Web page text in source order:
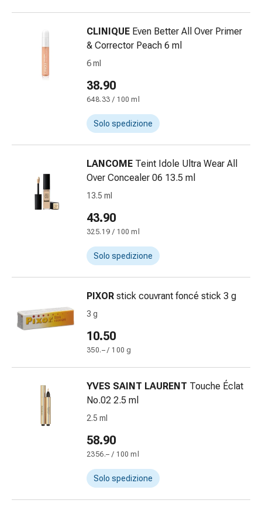
Disturbi
dell'orecchio
Cura
orecchie
Gocce
oculari
Infiammazione
degli
occhi
Bende
occhi
Igiene
oculare
e
Terapia
cardiaca
Calze
circolatori
Cessazione
Disturbi
venosi
Coagulazione
sangue
CLINIQUE Even Better All Over Primer
& Corrector Peach 6 ml
6 ml
38.90
648.33 / 100 ml
Solo spedizione
LANCOME Teint Idole Ultra Wear All
Over Concealer 06 13.5 ml
13.5 ml
43.90
325.19 / 100 ml
Solo spedizione
PIXOR stick couvrant foncé stick 3 g
3 g
10.50
350.– / 100 g
YVES SAINT LAURENT Touche Éclat
No.02 2.5 ml
2.5 ml
58.90
2356.– / 100 ml
Solo spedizione